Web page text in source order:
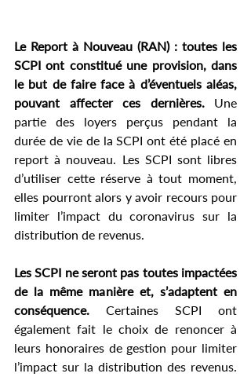
Le Report à Nouveau (RAN) : toutes les
SCPI ont constitué une provision, dans
le but de faire face à d’éventuels aléas,
pouvant affecter ces dernières. Une
partie des loyers perçus pendant la
durée de vie de la SCPI ont été placé en
report à nouveau. Les SCPI sont libres
d’utiliser cette réserve à tout moment,
elles pourront alors y avoir recours pour
limiter l’impact du coronavirus sur la
distribution de revenus.
Les SCPI ne seront pas toutes impactées
de la même manière et, s’adaptent en
conséquence. Certaines SCPI ont
également fait le choix de renoncer à
leurs honoraires de gestion pour limiter
l’impact sur la distribution des revenus.